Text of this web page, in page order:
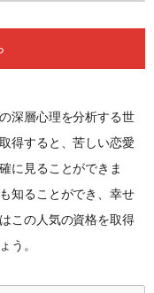
深層心理を分析する世
得すると、苦しい恋愛
に見ることができま
知ることができ、幸せ
この人気の資格を取得
う。